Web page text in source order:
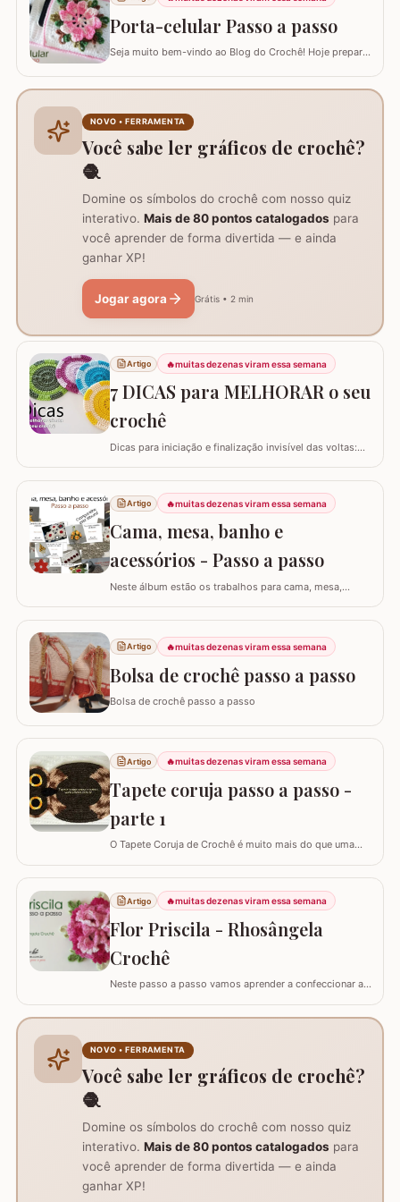
R
Porta-celular Passo a passo
Seja muito bem-vindo ao Blog do Crochê! Hoje preparei
carregador dentro da bolsa, ele funciona como um
suporte inteligente na hora de carregar seu…
NOVO • FERRAMENTA
Você sabe ler gráficos de crochê?
🧶
Domine os símbolos do crochê com nosso quiz
interativo. Mais de 80 pontos catalogados para
você aprender de forma divertida — e ainda
ganhar XP!
Jogar agora Grátis • 2 min
Artigo 🔥muitas dezenas viram essa semana
7 DICAS para MELHORAR o seu
crochê
Dicas para iniciação e finalização invisível das voltas:
garante um acabamento quase imperceptível nas
iniciações e finalizações das voltas, resultando em um
trabalho mais elegante. Variações de pontos com o
falso ponto alto: Experimentar…
Artigo 🔥muitas dezenas viram essa semana
Cama, mesa, banho e
acessórios - Passo a passo
Neste álbum estão os trabalhos para cama, mesa,
clicar nas imagens! Trilhos/caminhos e centro de mesa
Sousplat Puxa-saco e porta-pano de prato Squares para
colcha de cama Outros Álbuns que temos no blog
Artigo 🔥muitas dezenas viram essa semana
Bolsa de crochê passo a passo
Bolsa de crochê passo a passo
Artigo 🔥muitas dezenas viram essa semana
Tapete coruja passo a passo -
parte 1
O Tapete Coruja de Crochê é muito mais do que uma
sabedoria com a delicadeza do feito à mão. Embora a
coruja real consiga girar o pescoço em 270°, a nossa
versão em crochê é ainda mais versátil: podemos criá-
la em todas as cores e estilos,…
Artigo 🔥muitas dezenas viram essa semana
Flor Priscila - Rhosângela
Crochê
Neste passo a passo vamos aprender a confeccionar a
conhecer, curtir e adquirir os trabalhos desta artesã
deixem de se inscrever em seu canal no YouTube –&gt;
AQUI. Já temos disponível aqui no blog…
NOVO • FERRAMENTA
Você sabe ler gráficos de crochê?
🧶
Domine os símbolos do crochê com nosso quiz
interativo. Mais de 80 pontos catalogados para
você aprender de forma divertida — e ainda
ganhar XP!